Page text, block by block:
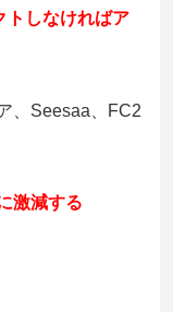
トしなければア
、Seesaa、FC2
激減する